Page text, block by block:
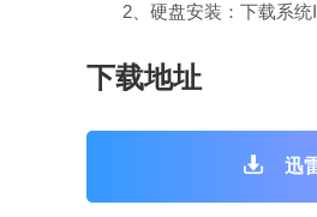
2、硬盘安装：下载系统
下载地址
迅